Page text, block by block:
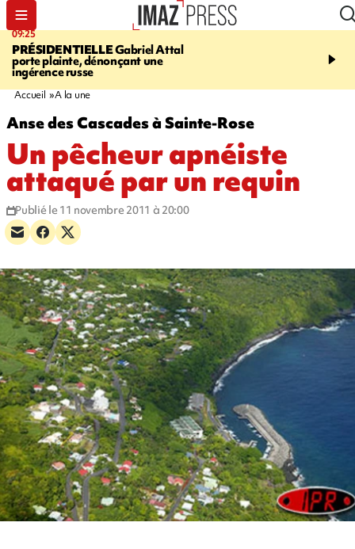
09:25
PRÉSIDENTIELLEGabriel Attal
porte plainte, dénonçant une
ingérence russe
11:43
accident après le virage
Accueil A la une
Anse des Cascades à Sainte-Rose
Un pêcheur apnéiste
attaqué par un requin
Publié le 11 novembre 2011 à 20:00